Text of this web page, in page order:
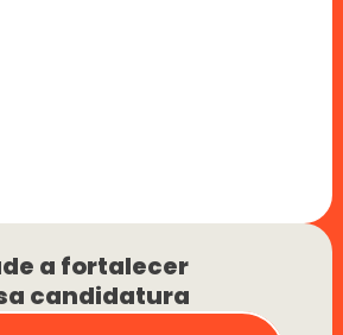
a fortalecer
candidatura